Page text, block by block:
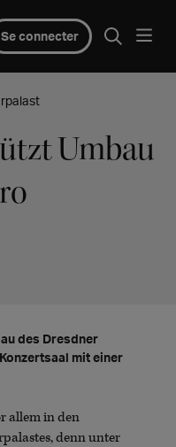
Se connecter
Umbau
des Dresdner
mit einer
allem in den
denn unter